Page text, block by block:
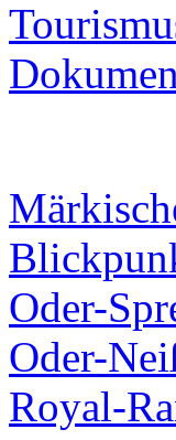
Oder-
Oder-
Royal-